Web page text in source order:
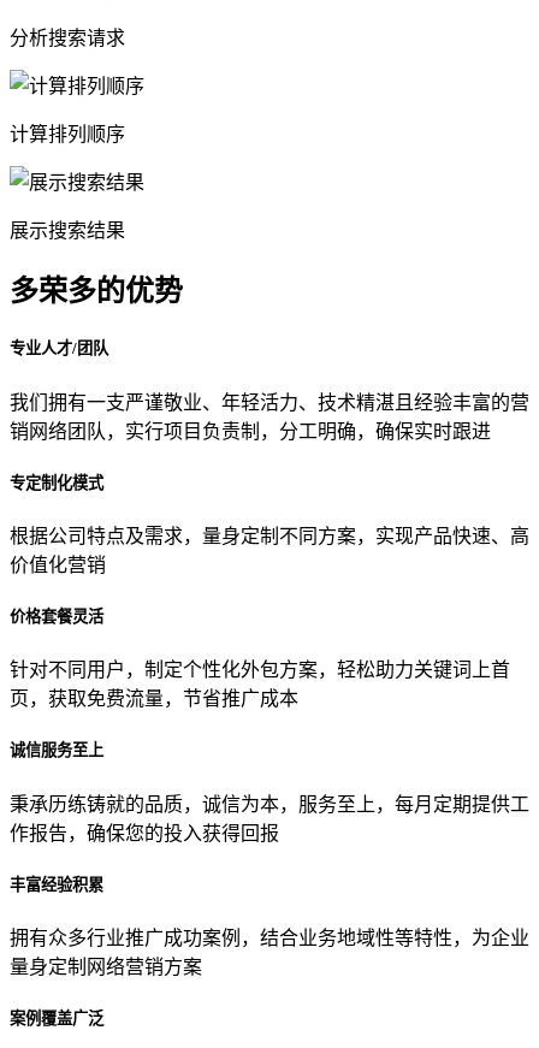
分析搜索请求
计算排列顺序
展示搜索结果
多荣多的优势
专业人才/团队
我们拥有一支严谨敬业、年轻活力、技术精湛且经验丰富的营
销网络团队，实行项目负责制，分工明确，确保实时跟进
专定制化模式
根据公司特点及需求，量身定制不同方案，实现产品快速、高
价值化营销
价格套餐灵活
针对不同用户，制定个性化外包方案，轻松助力关键词上首
页，获取免费流量，节省推广成本
诚信服务至上
秉承历练铸就的品质，诚信为本，服务至上，每月定期提供工
作报告，确保您的投入获得回报
丰富经验积累
拥有众多行业推广成功案例，结合业务地域性等特性，为企业
量身定制网络营销方案
案例覆盖广泛